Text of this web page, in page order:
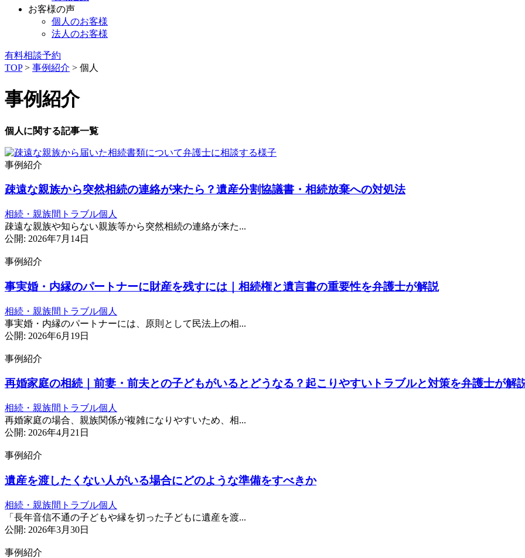
お客様の声
個人のお客様
法人のお客様
有料相談予約
TOP> 事例紹介 > 個人
事例紹介
個人に関する記事一覧
事例紹介
疎遠な親族から突然相続の連絡が来たら？遺産分割協議書・相続放棄への対処法
相続・親族間トラブル個人
疎遠な親族や知らない親族等から突然相続の連絡が来た...
公開: 2026年7月14日
事例紹介
事実婚・内縁のパートナーに財産を残すには｜相続権と遺言書の重要性を弁護士が解説
相続・親族間トラブル個人
事実婚・内縁のパートナーには、原則として民法上の相...
公開: 2026年6月19日
事例紹介
再婚家庭の相続｜前妻・前夫との子どもがいるとどうなる？起こりやすいトラブルと対策を弁護士が解
相続・親族間トラブル個人
再婚家庭の場合、親族関係が複雑になりやすいため、相...
公開: 2026年4月21日
事例紹介
遺産を渡したくない人がいる場合にどのような準備をすべきか
相続・親族間トラブル個人
「長年音信不通の子どもや縁を切った子どもに遺産を渡...
公開: 2026年3月30日
事例紹介